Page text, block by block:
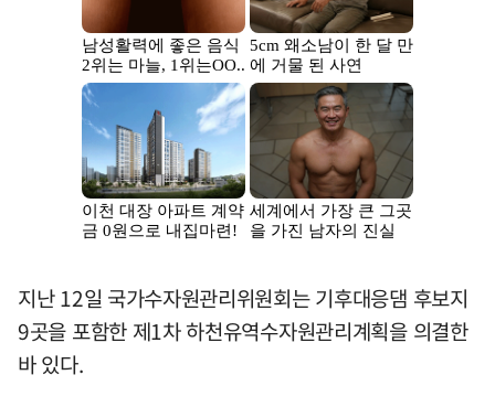
지난 12일 국가수자원관리위원회는 기후대응댐 후보지
9곳을 포함한 제1차 하천유역수자원관리계획을 의결한
바 있다.